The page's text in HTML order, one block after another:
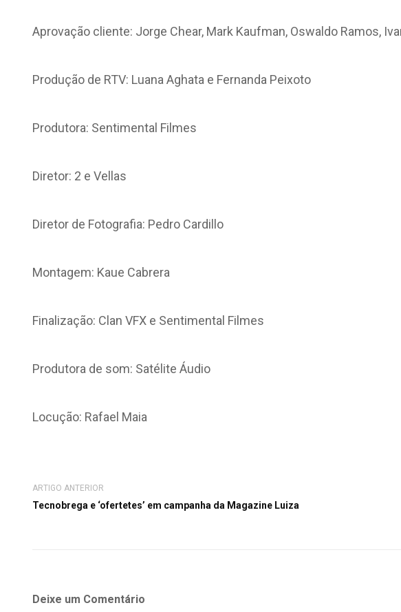
Aprovação cliente: Jorge Chear, Mark Kaufman, Oswaldo Ramos,
Produção de RTV: Luana Aghata e Fernanda Peixoto
Produtora: Sentimental Filmes
Diretor: 2 e Vellas
Diretor de Fotografia: Pedro Cardillo
Montagem: Kaue Cabrera
Finalização: Clan VFX e Sentimental Filmes
Produtora de som: Satélite Áudio
Locução: Rafael Maia
ARTIGO ANTERIOR
Tecnobrega e ‘ofertetes’ em campanha da Magazine Luiza
Deixe um Comentário